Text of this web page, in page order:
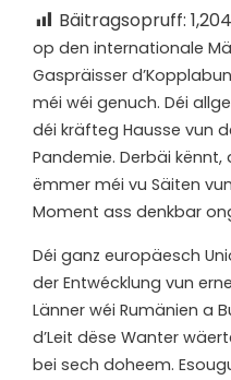
Bäitragsopruff: 1,204
op den internationale
Gaspräisser
méi wéi genuch. Déi
déi kräfteg Hausse vun
Pandemie. Derbäi
ëmmer méi vu Säiten
Moment ass denkbar
Déi ganz europäesch
der Entwécklung vun
Länner wéi Rumänien a
d’Leit dëse Wanter
bei sech doheem.